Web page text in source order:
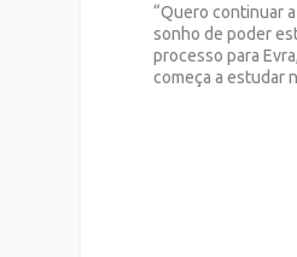
“Quero continuar
sonho de poder
processo para
começa a estudar